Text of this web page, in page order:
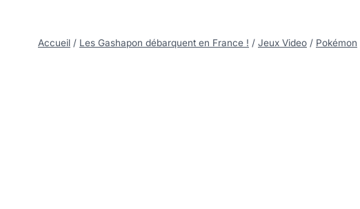
Accueil / Les Gashapon débarquent en France ! / Jeux Video / Pokémon